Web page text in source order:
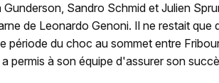
Sandro Schmid et Julien
de Leonardo Genoni. Il ne restait que
période du choc au sommet entre
permis à son équipe d'assurer son